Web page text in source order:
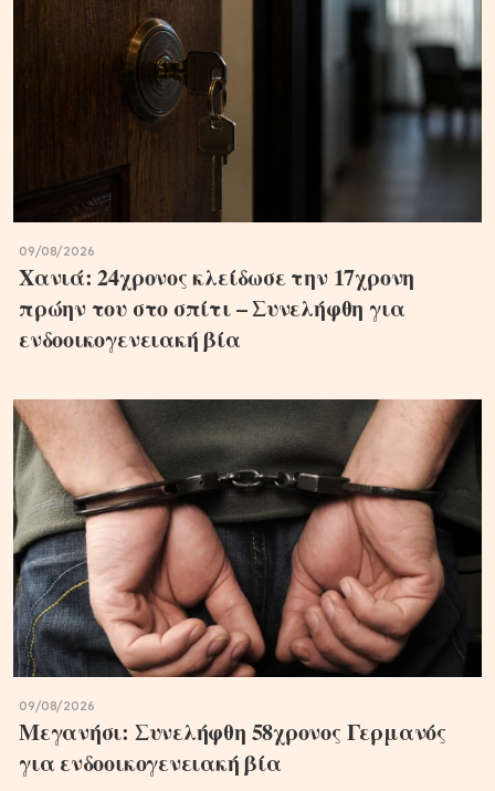
09/08/2026
Χανιά: 24χρονος κλείδωσε την 17χρονη
πρώην του στο σπίτι – Συνελήφθη για
ενδοοικογενειακή βία
09/08/2026
Μεγανήσι: Συνελήφθη 58χρονος Γερμανός
για ενδοοικογενειακή βία